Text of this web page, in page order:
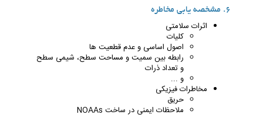
6. مشخصه یابی مخاطره
اثرات سلامتی
کلیات
اصول اساسی و عدم قطعیت ها
رابطه بین سمیت و مساحت سطح، شیمی سطح
و تعداد ذرات
و ...
مخاطرات فیزیکی
حریق
ملاحظات ایمنی در ساخت NOAAs